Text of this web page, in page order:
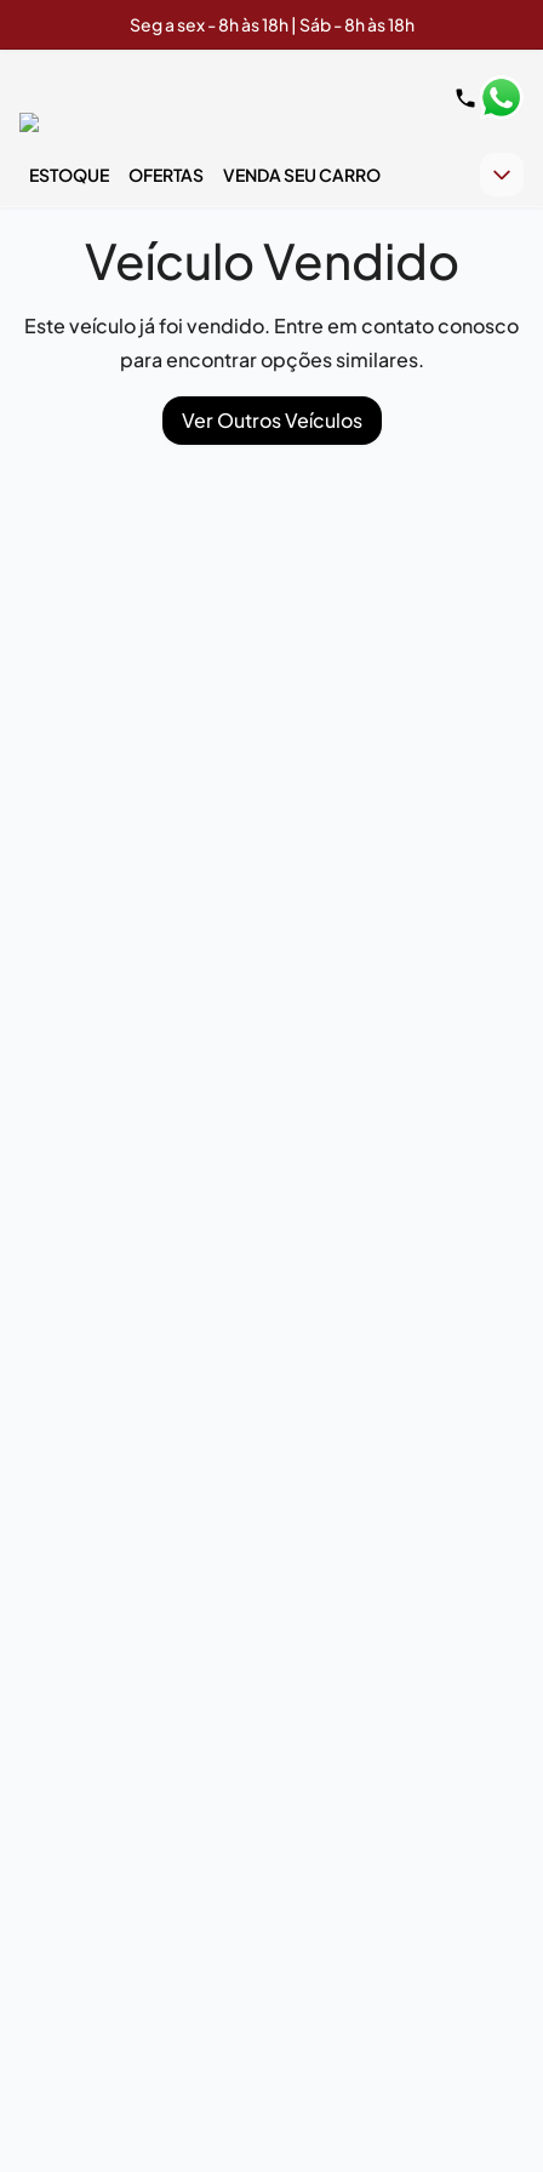
Seg a sex - 8h às 18h | Sáb - 8h às 18h
ESTOQUE OFERTAS VENDA SEU CARRO
Veículo Vendido
Este veículo já foi vendido. Entre em contato conosco
para encontrar opções similares.
Ver Outros Veículos